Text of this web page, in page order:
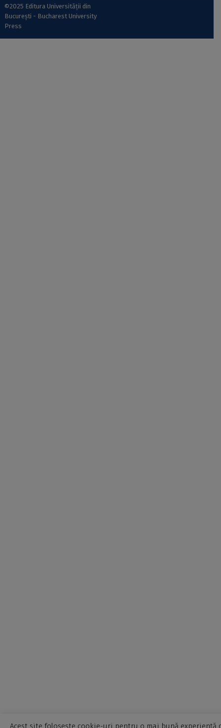
©2025 Editura Universității din
București - Bucharest University
Press
Acest site folosește cookie-uri pentru o mai bună experiență